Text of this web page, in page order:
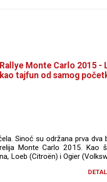
Rallye Monte Carlo 2015 -
kao tajfun od samog
Sinoć su održana prva dva
Monte Carlo 2015. Kao
Loeb (Citroën) i Ogier